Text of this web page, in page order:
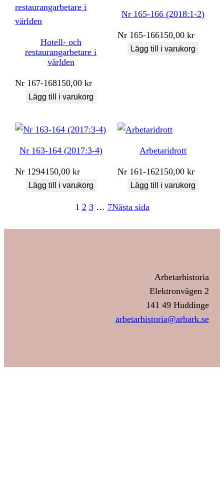
Hotell- och
restaurangarbetare i
världen
Nr 167-168150,00kr
Lägg till i varukorg
Nr 165-166 (2018:1-2)
Nr 165-166150,00kr
Lägg till i varukorg
Nr 163-164 (2017:3-4)
Nr 1294150,00kr
Lägg till i varukorg
Arbetaridrott
Nr 161-162150,00kr
Lägg till i varukorg
1 2 3 … 7Nästa sida
Arbetarhistoria
Elektronvägen 2
141 49 Huddinge
arbetarhistoria@arbark.se